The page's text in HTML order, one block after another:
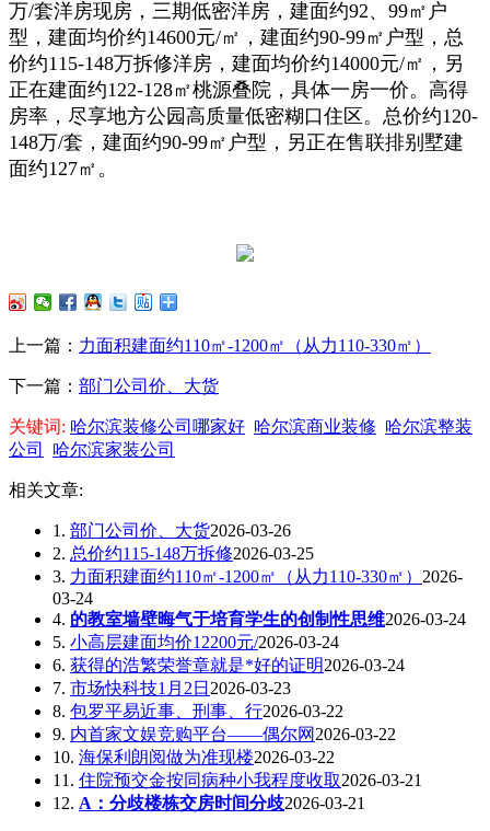
万/套洋房现房，三期低密洋房，建面约92、99㎡户
型，建面均价约14600元/㎡，建面约90-99㎡户型，总
价约115-148万拆修洋房，建面均价约14000元/㎡，另
正在建面约122-128㎡桃源叠院，具体一房一价。高得
房率，尽享地方公园高质量低密糊口住区。总价约120-
148万/套，建面约90-99㎡户型，另正在售联排别墅建
面约127㎡。
上一篇： 力面积建面约110㎡-1200㎡（从力110-330㎡）
下一篇： 部门公司价、大货
关键词: 哈尔滨装修公司哪家好 哈尔滨商业装修 哈尔滨整装
公司
哈尔滨家装公司
相关文章:
1. 部门公司价、大货2026-03-26
2. 总价约115-148万拆修2026-03-25
3. 力面积建面约110㎡-1200㎡（从力110-330㎡） 2026-
03-24
4. 的教室墙壁晦气于培育学生的创制性思维2026-03-24
5. 小高层建面均价12200元/2026-03-24
6. 获得的浩繁荣誉章就是*好的证明2026-03-24
7. 市场快科技1月2日 2026-03-23
8. 包罗平易近事、刑事、行2026-03-22
9. 内首家文娱竞购平台——偶尔网 2026-03-22
10. 海保利朗阅做为准现楼2026-03-22
11. 住院预交金按同病种小我程度收取2026-03-21
12. A：分歧楼栋交房时间分歧2026-03-21